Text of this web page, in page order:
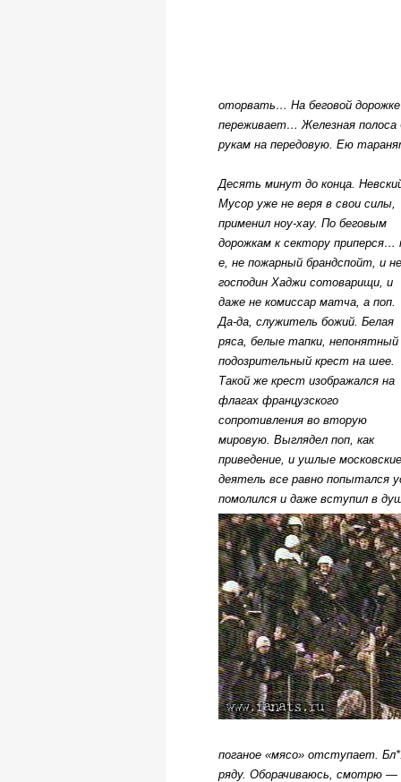
оторвать… На беговой
переживает… Железная полоса
рукам на передовую. Ею
Десять минут до конца.
Мусор уже не веря в свои силы,
применил ноу-хау. По беговым
дорожкам к сектору приперся…
е, не пожарный брандспойт, и не
господин Хаджи сотоварищи, и
даже не комиссар матча, а поп.
Да-да, служитель божий. Белая
ряса, белые тапки, непонятный
подозрительный крест на шее.
Такой же крест изображался на
флагах французского
сопротивления во вторую
мировую. Выглядел поп, как
приведение, и ушлые
деятель все равно попытался
помолился и даже вступил в
поганое «мясо» отступает.
ряду. Оборачиваюсь, смотрю